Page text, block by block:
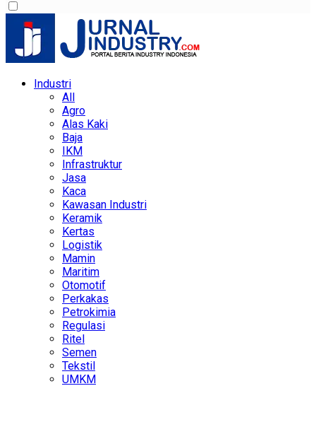
Industri
All
Agro
Alas Kaki
Baja
IKM
Infrastruktur
Jasa
Kaca
Kawasan Industri
Keramik
Kertas
Logistik
Mamin
Maritim
Otomotif
Perkakas
Petrokimia
Regulasi
Ritel
Semen
Tekstil
UMKM